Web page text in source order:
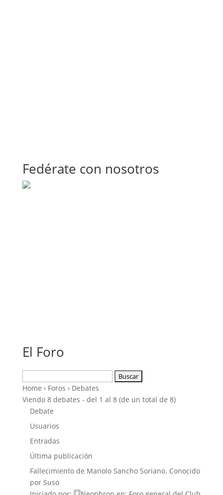
Fedérate con nosotros
El Foro
Home › Foros › Debates
Viendo 8 debates - del 1 al 8 (de un total de 8)
Debate
Usuarios
Entradas
Última publicación
Fallecimiento de Manolo Sancho Soriano. Conocido
por Suso